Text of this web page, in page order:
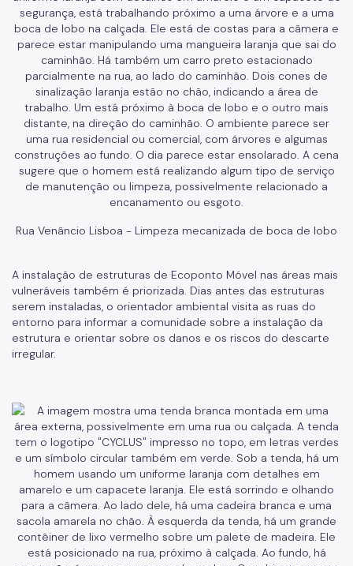
Rua Venâncio Lisboa - Limpeza mecanizada de boca de lobo
A instalação de estruturas de Ecoponto Móvel nas áreas mais
vulneráveis também é priorizada. Dias antes das estruturas
serem instaladas, o orientador ambiental visita as ruas do
entorno para informar a comunidade sobre a instalação da
estrutura e orientar sobre os danos e os riscos do descarte
irregular.